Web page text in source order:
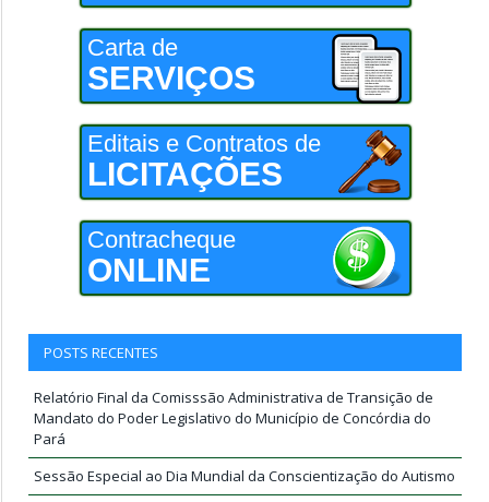
Carta de
SERVIÇOS
Editais e Contratos de
LICITAÇÕES
Contracheque
ONLINE
POSTS RECENTES
Relatório Final da Comisssão Administrativa de Transição de
Mandato do Poder Legislativo do Município de Concórdia do
Pará
Sessão Especial ao Dia Mundial da Conscientização do Autismo